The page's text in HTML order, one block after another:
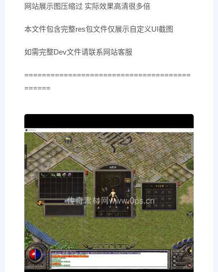
网站展示图压缩过 实际效果高清很多倍
本文件包含完整res包文件仅展示自定义UI截图
如需完整Dev文件请联系网站客服
======================================
======